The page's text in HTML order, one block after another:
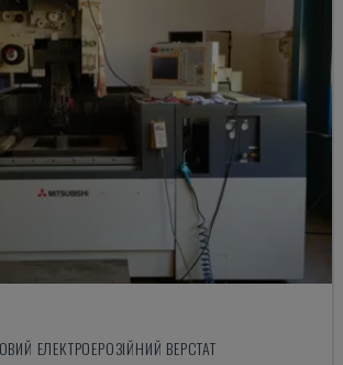
ЕЛЕКТРОЕРОЗІЙНИЙ ВЕРСТАТ